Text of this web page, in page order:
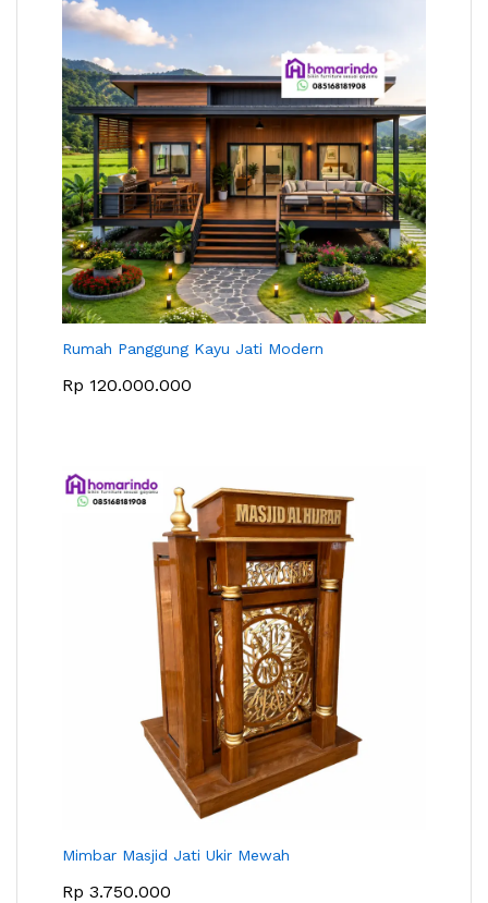
Rumah Panggung Kayu Jati Modern
Rp 120.000.000
Mimbar Masjid Jati Ukir Mewah
Rp 3.750.000